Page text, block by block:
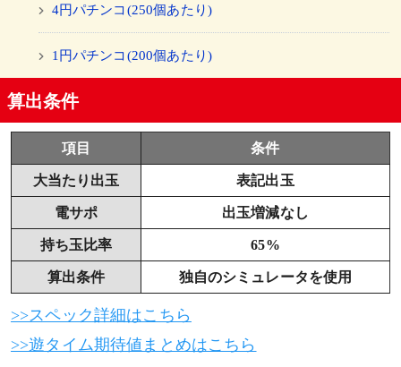
4円パチンコ(250個あたり)
1円パチンコ(200個あたり)
算出条件
項目 条件
大当たり出玉 表記出玉
電サポ 出玉増減なし
持ち玉比率 65%
算出条件 独自のシミュレータを使用
>>スペック詳細はこちら
>>遊タイム期待値まとめはこちら